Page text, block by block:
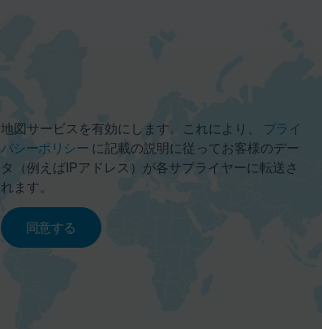
地図サービスを有効にします。これにより、 プライ
バシーポリシー に記載の説明に従ってお客様のデー
タ（例えばIPアドレス）が各サプライヤーに転送さ
れます。
同意する